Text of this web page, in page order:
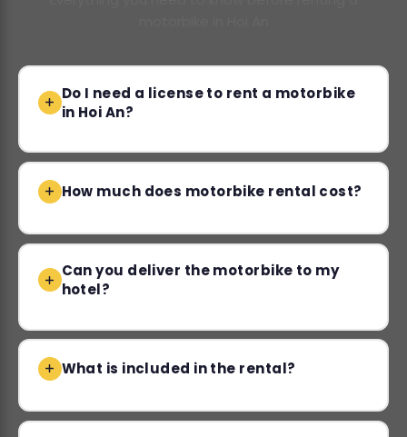
Do I need a license to rent a motorbike
in Hoi An?
How much does motorbike rental cost?
Can you deliver the motorbike to my
hotel?
What is included in the rental?